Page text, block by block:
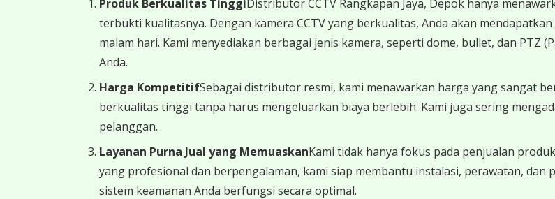
Produk Berkualitas TinggiDistributor CCTV Rangkapan Jaya, Depok hanya
terbukti kualitasnya. Dengan kamera CCTV yang berkualitas, Anda akan
malam hari. Kami menyediakan berbagai jenis kamera, seperti dome, bullet, dan PTZ
Anda.
Harga KompetitifSebagai distributor resmi, kami menawarkan harga yang sangat
berkualitas tinggi tanpa harus mengeluarkan biaya berlebih. Kami juga sering
pelanggan.
Layanan Purna Jual yang MemuaskanKami tidak hanya fokus pada penjualan
yang profesional dan berpengalaman, kami siap membantu instalasi, perawatan, dan
sistem keamanan Anda berfungsi secara optimal.